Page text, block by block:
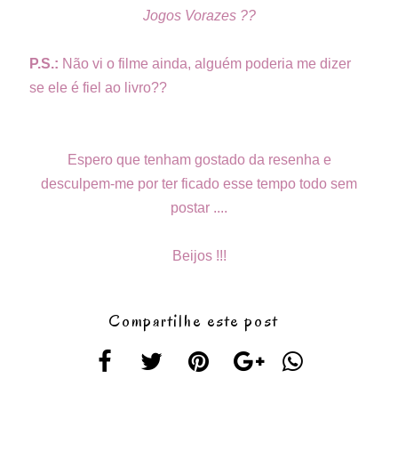
Jogos Vorazes ??
P.S.: Não vi o filme ainda, alguém poderia me dizer
se ele é fiel ao livro??
Espero que tenham gostado da resenha e
desculpem-me por ter ficado esse tempo todo sem
postar ....
Beijos !!!
Compartilhe este post